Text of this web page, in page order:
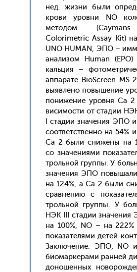
нед. жиз­ни бы­ли
кро­ви уров­ни NO
ме­тодом
Colorimetric Assay Kit)
UNO HUMAN, ЭПО –
ана­лизом Human
каль­ция –
ап­па­рате BioScreen MS-
вы­яв­ле­но по­выше­ние
по­ниже­ние уров­ня Cа
виси­мос­ти от ста­дии
I ста­дии зна­чения ЭПО
со­от­ветс­твен­но на 54%
Cа 2 бы­ли сни­жены на
со зна­чени­ями
троль­ной груп­пы. У
зна­чения ЭПО
на 124%, а Cа 2 бы­ли
срав­не­нию с
троль­ной груп­пы. У
НЭК III ста­дии
на 100%, NO – на
по­каза­теля­ми де­тей
Зак­лю­чение: ЭПО, NO
би­омар­ке­рами ран­ней
до­ношен­ных